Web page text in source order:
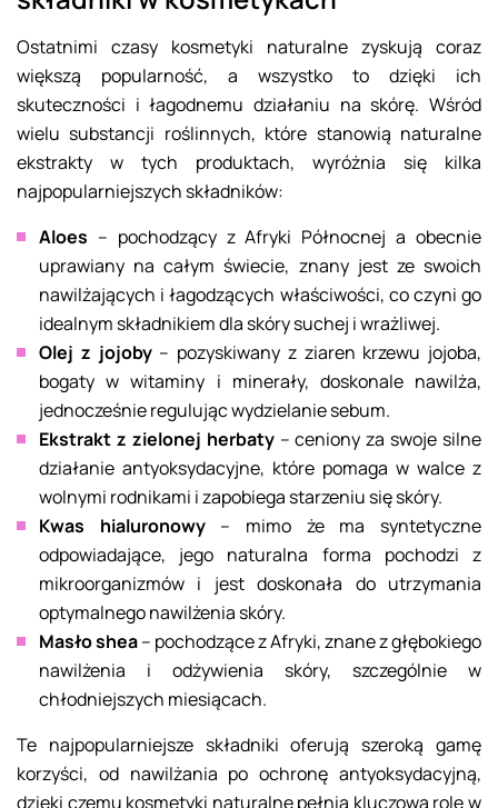
Ostatnimi czasy kosmetyki naturalne zyskują coraz
większą popularność, a wszystko to dzięki ich
skuteczności i łagodnemu działaniu na skórę. Wśród
wielu substancji roślinnych, które stanowią naturalne
ekstrakty w tych produktach, wyróżnia się kilka
najpopularniejszych składników:
Aloes – pochodzący z Afryki Północnej a obecnie
uprawiany na całym świecie, znany jest ze swoich
nawilżających i łagodzących właściwości, co czyni go
idealnym składnikiem dla skóry suchej i wrażliwej.
Olej z jojoby– pozyskiwany z ziaren krzewu jojoba,
bogaty w witaminy i minerały, doskonale nawilża,
jednocześnie regulując wydzielanie sebum.
Ekstrakt z zielonej herbaty– ceniony za swoje silne
działanie antyoksydacyjne, które pomaga w walce z
wolnymi rodnikami i zapobiega starzeniu się skóry.
Kwas hialuronowy– mimo że ma syntetyczne
odpowiadające, jego naturalna forma pochodzi z
mikroorganizmów i jest doskonała do utrzymania
optymalnego nawilżenia skóry.
Masło shea– pochodzące z Afryki, znane z głębokiego
nawilżenia i odżywienia skóry, szczególnie w
chłodniejszych miesiącach.
Te najpopularniejsze składniki oferują szeroką gamę
korzyści, od nawilżania po ochronę antyoksydacyjną,
dzięki czemu kosmetyki naturalne pełnią kluczową rolę w